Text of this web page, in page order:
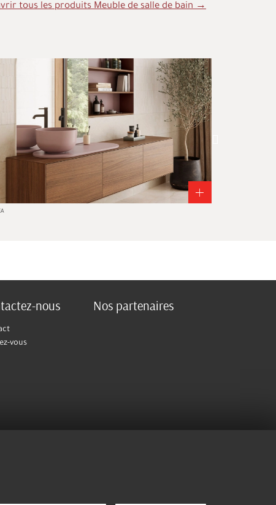
tous les produits Meuble de salle de bain →
nous
vous
Nos partenaires